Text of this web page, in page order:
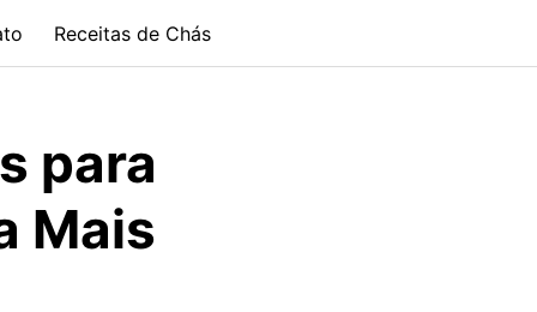
Receitas de Chás
para
Mais